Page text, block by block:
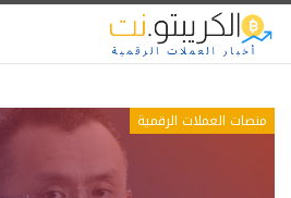
منصات العملات الرقمية